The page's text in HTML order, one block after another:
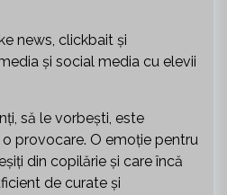
să le vorbești, este
provocare. O emoție pentru
din copilărie și care încă
de curate și